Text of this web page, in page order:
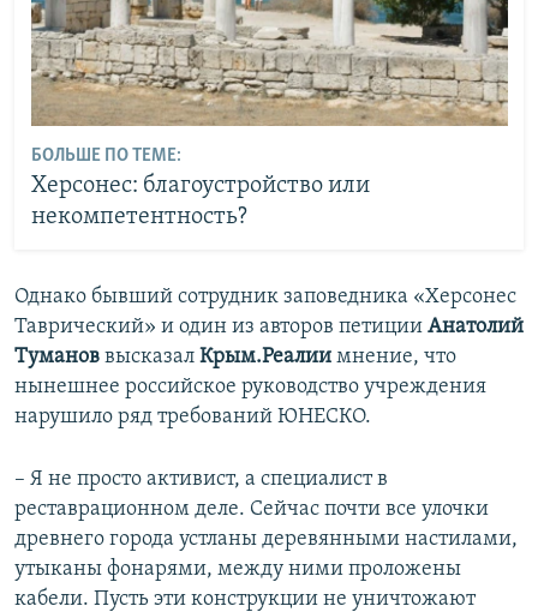
БОЛЬШЕ ПО ТЕМЕ:
Херсонес: благоустройство или
некомпетентность?
Однако бывший сотрудник заповедника «Херсонес
Таврический» и один из авторов петиции Анатолий
Туманов высказал Крым.Реалии мнение, что
нынешнее российское руководство учреждения
нарушило ряд требований ЮНЕСКО.
– Я не просто активист, а специалист в
реставрационном деле. Сейчас почти все улочки
древнего города устланы деревянными настилами,
утыканы фонарями, между ними проложены
кабели. Пусть эти конструкции не уничтожают